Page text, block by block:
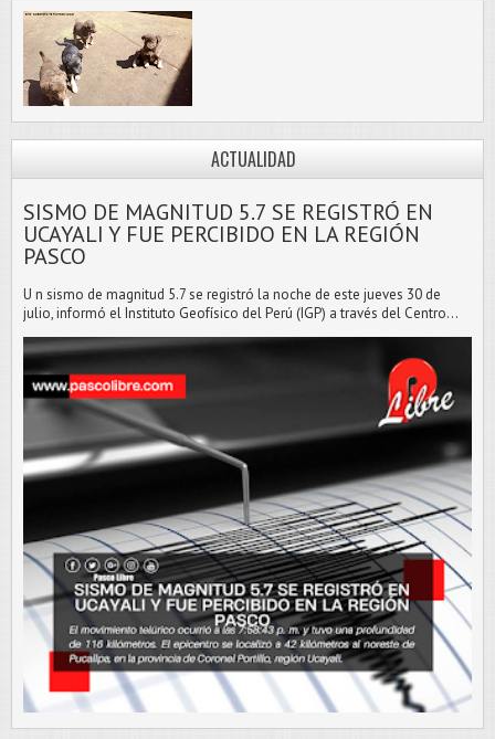
ACTUALIDAD
SISMO DE MAGNITUD 5.7 SE REGISTRÓ EN
UCAYALI Y FUE PERCIBIDO EN LA REGIÓN
PASCO
U n sismo de magnitud 5.7 se registró la noche de este jueves 30 de
julio, informó el Instituto Geofísico del Perú (IGP) a través del Centro...